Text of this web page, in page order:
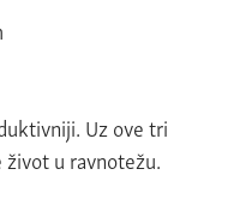
Uz ove tri
u ravnotežu.